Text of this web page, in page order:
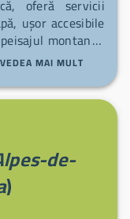
oferă servicii
ușor accesibile
montan și
din nou la drum
MAI MULT
de-
)